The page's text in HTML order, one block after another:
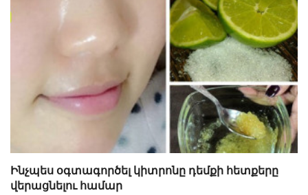
Ինչպես օգտագործել կիտրոնը դեմքի հետքերը
վերացնելու համար